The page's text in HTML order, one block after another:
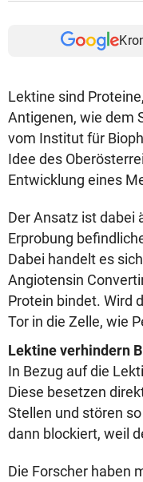
Lektine sind
Antigenen, wie dem
vom Institut für
Idee des
Entwicklung eines
Der Ansatz ist dabei
Erprobung
Dabei handelt es
Angiotensin
Protein bindet. Wird
Tor in die Zelle, wie
Lektine verhindern
In Bezug auf die
Diese besetzen
Stellen und stören
dann blockiert, weil
Die Forscher haben